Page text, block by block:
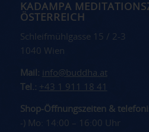
KADAMPA
ÖSTERREICH
Schleifmühlgasse 15 / 2-3
1040 Wien
Mail: info@buddha.at
Tel.: +43 1 911 18 41
Shop-Öffnungszeiten &
-) Mo: 14:00 – 16:00 Uhr